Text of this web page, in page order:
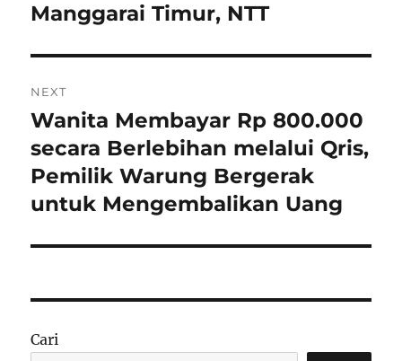
Manggarai Timur, NTT
NEXT
Next
post:
Wanita Membayar Rp 800.000
secara Berlebihan melalui Qris,
Pemilik Warung Bergerak
untuk Mengembalikan Uang
Cari